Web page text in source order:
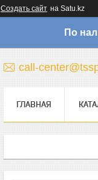
Создать сайт на Satu.kz
По
call-
ГЛАВНАЯ